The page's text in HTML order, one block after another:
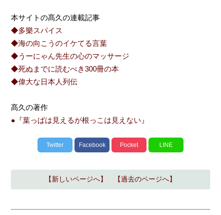
本サイトの髙久の連載記事
◆多樂スパイス
◆海の向こうのイケてる言葉
◆うーにゃん先生の心のマッサージ
◆死ぬまでに読むべき300冊の本
◆偉大な日本人列伝
髙久の著作
●『葉っぱは見えるが根っこは見えない』
Twitter Facebook Pocket LINE
【新しいページへ】 【過去のページへ】